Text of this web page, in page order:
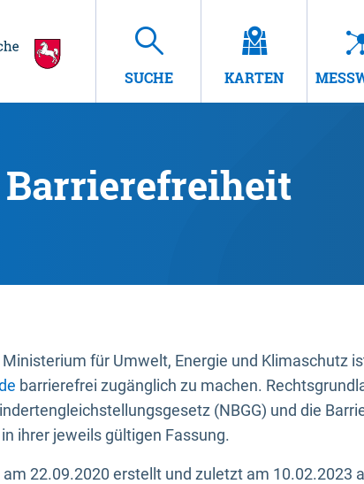
SUCHE KARTEN
für Umwelt, Energie und Klimaschutz
barrierefrei zugänglich zu machen.
(NBGG) und die
ihrer jeweils gültigen Fassung.
22.09.2020 erstellt und zuletzt am 10.02.2023